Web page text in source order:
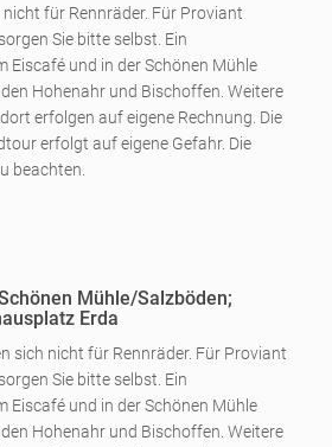
für Rennräder. Für Proviant
Sie bitte selbst. Ein
Eiscafé und in der Schönen Mühle
Hohenahr und Bischoffen. Weitere
erfolgen auf eigene Rechnung. Die
erfolgt auf eigene Gefahr. Die
beachten.
Mühle/Salzböden;
Erda
sich nicht für Rennräder. Für Proviant
Sie bitte selbst. Ein
Eiscafé und in der Schönen Mühle
Hohenahr und Bischoffen. Weitere